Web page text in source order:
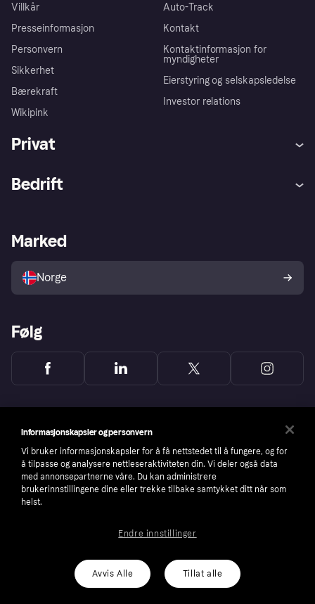
Villkår
Presseinformasjon
Personvern
Sikkerhet
Bærekraft
Wikipink
Auto-Track
Kontakt
Kontaktinformasjon for
myndigheter
Eierstyring og selskapsledelse
Investor relations
Privat
Utforsk butikker
Bedrift
Merchant portal
Marked
Norge
Følg
number: 556737-0431
Cookies Klarna.com
Informasjonskapsler og personvern
Vi bruker informasjonskapsler for å få nettstedet til å fungere, og for
å tilpasse og analysere nettleseraktiviteten din. Vi deler også data
med annonsepartnerne våre. Du kan administrere
brukerinnstillingene dine eller trekke tilbake samtykket ditt når som
helst.
Avvis Alle Tillat alle
Endre innstillinger